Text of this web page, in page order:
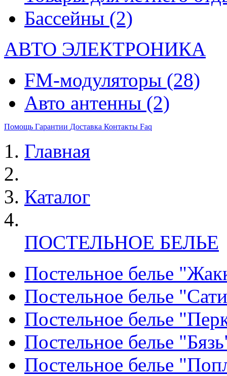
Бассейны (2)
АВТО ЭЛЕКТРОНИКА
FM-модуляторы (28)
Авто антенны (2)
Помощь Гарантии Доставка Контакты Faq
Главная
Каталог
ПОСТЕЛЬНОЕ БЕЛЬЕ
Постельное белье
Постельное белье
Постельное белье
Постельное белье
Постельное белье